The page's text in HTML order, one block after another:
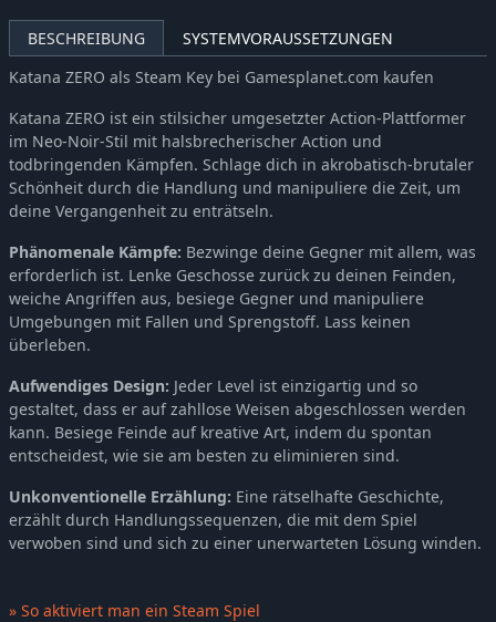
BESCHREIBUNG
SYSTEMVORAUSSETZUNGEN
Katana ZERO als Steam Key bei Gamesplanet.com kaufen
Katana ZERO ist ein stilsicher umgesetzter Action-Plattformer
im Neo-Noir-Stil mit halsbrecherischer Action und
todbringenden Kämpfen. Schlage dich in akrobatisch-brutaler
Schönheit durch die Handlung und manipuliere die Zeit, um
deine Vergangenheit zu enträtseln.
Phänomenale Kämpfe: Bezwinge deine Gegner mit allem, was
erforderlich ist. Lenke Geschosse zurück zu deinen Feinden,
weiche Angriffen aus, besiege Gegner und manipuliere
Umgebungen mit Fallen und Sprengstoff. Lass keinen
überleben.
Aufwendiges Design: Jeder Level ist einzigartig und so
gestaltet, dass er auf zahllose Weisen abgeschlossen werden
kann. Besiege Feinde auf kreative Art, indem du spontan
entscheidest, wie sie am besten zu eliminieren sind.
Unkonventionelle Erzählung: Eine rätselhafte Geschichte,
erzählt durch Handlungssequenzen, die mit dem Spiel
verwoben sind und sich zu einer unerwarteten Lösung winden.
» So aktiviert man ein Steam Spiel